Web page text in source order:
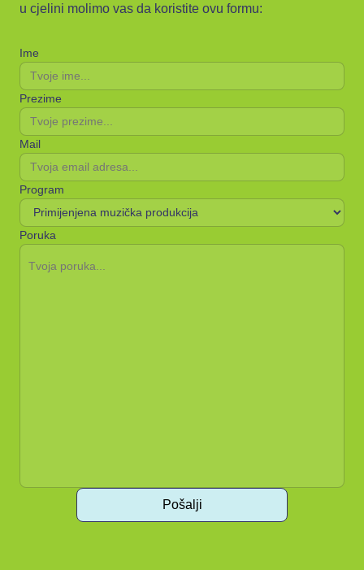
u cjelini molimo vas da koristite ovu formu:
Ime
Prezime
Mail
Program
Poruka
Pošalji